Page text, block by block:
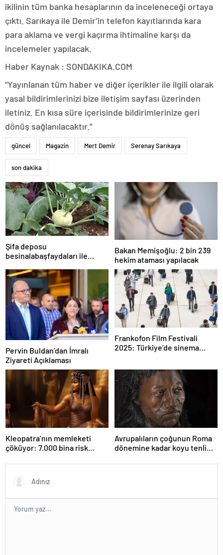
ikilinin tüm banka hesaplarının da inceleneceği ortaya
çıktı. Sarıkaya ile Demir’in telefon kayıtlarında kara
para aklama ve vergi kaçırma ihtimaline karşı da
incelemeler yapılacak.
Haber Kaynak : SONDAKIKA.COM
“Yayınlanan tüm haber ve diğer içerikler ile ilgili olarak
yasal bildirimlerinizi bize iletişim sayfası üzerinden
iletiniz. En kısa süre içerisinde bildirimlerinize geri
dönüş sağlanılacaktır.”
güncel Magazin Mert Demir Serenay Sarıkaya
son dakika
Şifa deposu
besinalabaşfaydaları ile
koruyan mucize besin
alabaş…
Bakan Memişoğlu: 2 bin 239
hekim ataması yapılacak
Pervin Buldan’dan İmralı
Ziyareti Açıklaması
Frankofon Film Festivali
2025: Türkiye’de sinema
Kleopatra’nın memleketi
çöküyor: 7.000 bina risk
Avrupalıların çoğunun Roma
dönemine kadar koyu tenli